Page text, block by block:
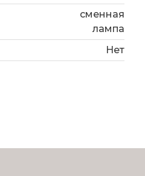
сменная
лампа
Нет